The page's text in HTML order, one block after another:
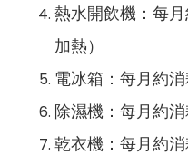
熱水開飲機：每
加熱）
電冰箱：每月約消
除濕機：每月約消
乾衣機：每月約消